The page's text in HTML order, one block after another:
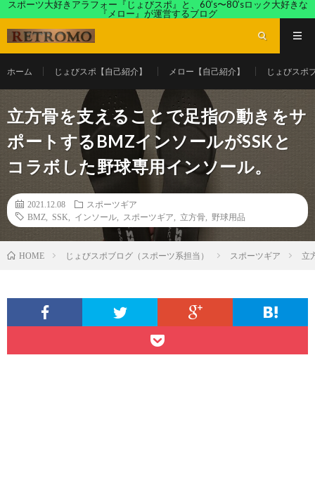
スポーツ大好きアラフォー『じょびスポ』と、60’s〜80’sロック大好きな
『メロー』が運営するブログ
ホーム じょびスポ【自己紹介】 メロー【自己紹介】 じょびスポ
立方骨を支えることで足指の動きをサ
ポートするBMZインソールがSSKと
コラボした野球専用インソール。
2021.12.08
スポーツギア
BMZ
SSK インソール スポーツギア 立方骨 野球用品
HOME じょびスポブログ（スポーツ系担当） スポーツギア 立